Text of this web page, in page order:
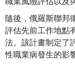
隨後，俄羅斯聯邦
評估先前工作地點
法。該計畫制定了
性職業病發生的影